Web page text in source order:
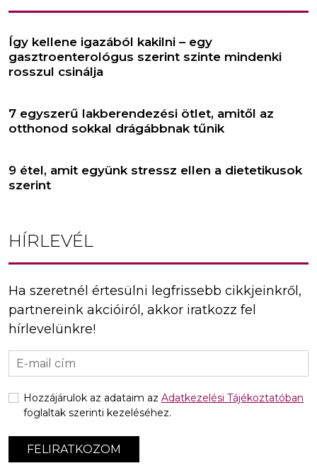
Így kellene igazából kakilni – egy
gasztroenterológus szerint szinte mindenki
rosszul csinálja
7 egyszerű lakberendezési ötlet, amitől az
otthonod sokkal drágábbnak tűnik
9 étel, amit együnk stressz ellen a dietetikusok
szerint
HÍRLEVÉL
Ha szeretnél értesülni legfrissebb cikkjeinkről,
partnereink akcióiról, akkor iratkozz fel
hírlevelünkre!
FELIRATKOZOM
Hozzájárulok az adataim az Adatkezelési Tájékoztatóban
foglaltak szerinti kezeléséhez.